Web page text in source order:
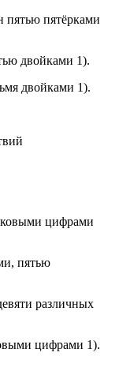
пятью пятёрками
двойками 1).
двойками 1).
цифрами
пятью
различных
цифрами 1).